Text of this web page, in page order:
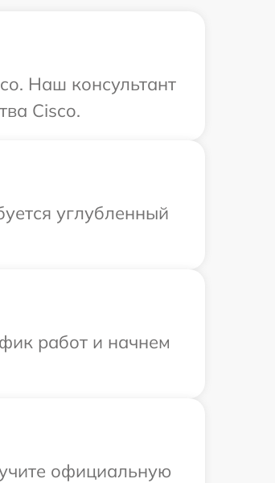
Наш консультант
Cisco.
углубленный
работ и начнем
официальную